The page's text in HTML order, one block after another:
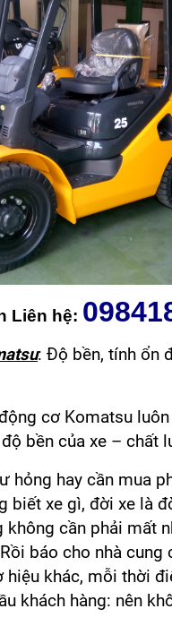
Liên hệ:
: Độ bền, tính ổn
cơ Komatsu
bền của xe – chất
hỏng hay cần mua
biết xe gì, đời xe là
cần phải mất
báo cho nhà
khác, mỗi thời
khách hàng: nên